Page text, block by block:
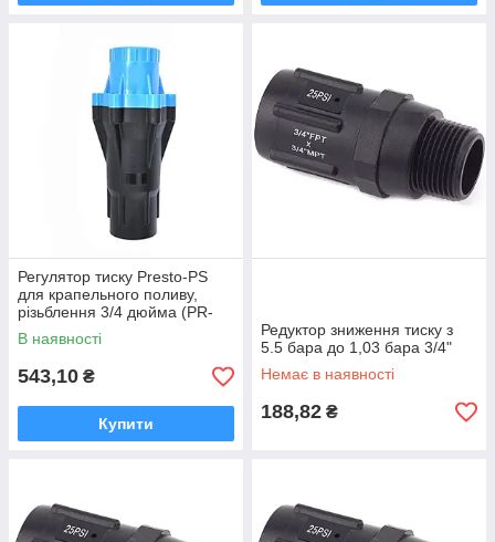
Регулятор тиску Presto-PS
для крапельного поливу,
різьблення 3/4 дюйма (PR-
011030-H)
В наявності
543,10 ₴
Купити
Редуктор зниження тиску з
5.5 бара до 1,03 бара 3/4"
Немає в наявності
188,82 ₴